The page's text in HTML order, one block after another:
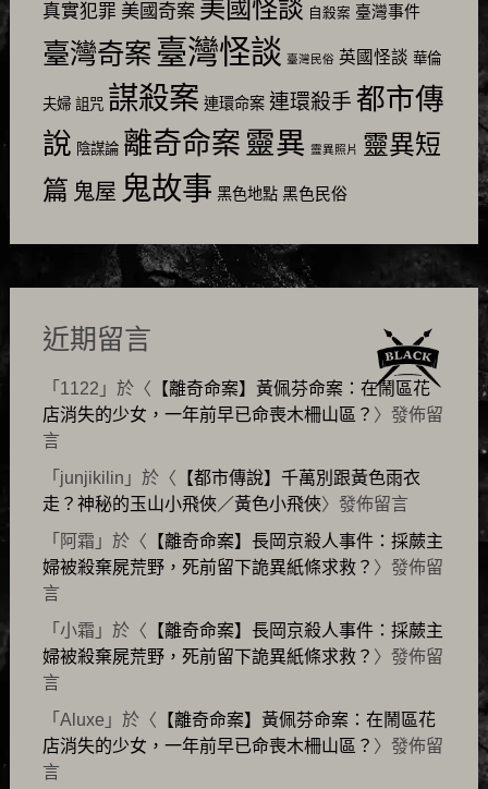
真實犯罪 美國奇案 美國怪談 自殺案 臺灣事件
臺灣奇案 臺灣怪談 臺灣民俗 英國怪談 華倫
夫婦 詛咒 謀殺案 連環命案 連環殺手 都市傳
說 陰謀論 離奇命案 靈異 靈異照片 靈異短
篇 鬼屋 鬼故事 黑色地點 黑色民俗
近期留言
「 1122 」於〈 【離奇命案】黃佩芬命案：在鬧區花
店消失的少女，一年前早已命喪木柵山區？ 〉發佈留
言
「 junjikilin 」於〈 【都市傳說】千萬別跟黃色雨衣
走？神秘的玉山小飛俠／黃色小飛俠〉發佈留言
「 阿霜 」於〈 【離奇命案】長岡京殺人事件：採蕨主
婦被殺棄屍荒野，死前留下詭異紙條求救？ 〉發佈留
言
「 小霜 」於〈 【離奇命案】長岡京殺人事件：採蕨主
婦被殺棄屍荒野，死前留下詭異紙條求救？ 〉發佈留
言
「 Aluxe 」於〈 【離奇命案】黃佩芬命案：在鬧區花
店消失的少女，一年前早已命喪木柵山區？ 〉發佈留
言